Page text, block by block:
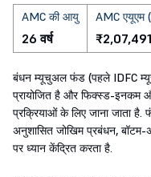
AMC की आयु
26 वर्ष
AMC एयूएम
बंधन म्यूचुअल फंड (पहले IDFC
प्रायोजित है और फिक्स्ड-इनकम
प्रक्रियाओं के लिए जाना जाता
अनुशासित जोखिम प्रबंधन,
पर ध्यान केंद्रित करता है.